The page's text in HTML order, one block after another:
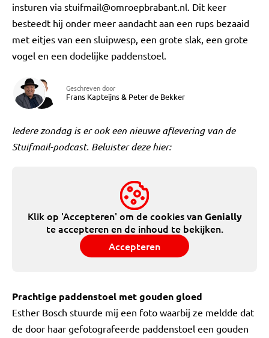
insturen via stuifmail@omroepbrabant.nl. Dit keer
besteedt hij onder meer aandacht aan een rups bezaaid
met eitjes van een sluipwesp, een grote slak, een grote
vogel en een dodelijke paddenstoel.
Geschreven door
Frans Kapteijns& Peter de Bekker
Iedere zondag is er ook een nieuwe aflevering van de
Stuifmail-podcast. Beluister deze hier:
Klik op 'Accepteren' om de cookies vanGenially
te accepteren en de inhoud te bekijken.
Accepteren
Prachtige paddenstoel met gouden gloed
Esther Bosch stuurde mij een foto waarbij ze meldde dat
de door haar gefotografeerde paddenstoel een gouden